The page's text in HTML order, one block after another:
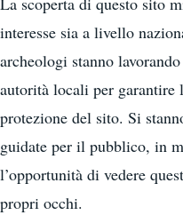
interesse sia a livello
archeologi stanno
autorità locali per garantire
protezione del sito. Si
guidate per il pubblico, in
l’opportunità di vedere
propri occhi.